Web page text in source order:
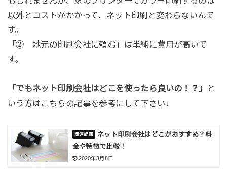
以外とコストがかかって、ネット印刷と変わらないんで
す。
「② 地元の印刷会社に頼む」は単純に費用が高いで
す。
「でもネット印刷会社はどこを使ったら良いの！？」
と
いう方はこちらの記事を参考にして下さい↓
ネット印刷会社はどこがおすすめ？料
金や特徴で比較！
2020年3月8日